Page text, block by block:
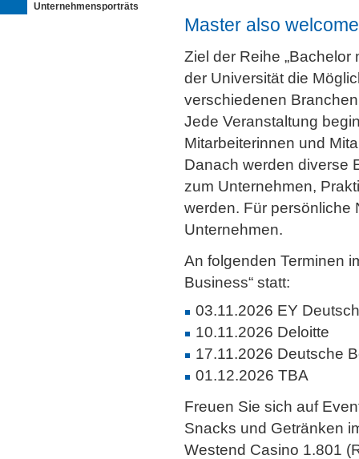
Unternehmensporträts
Master also
Ziel der Reihe
der Universität die
verschiedenen
Jede Veranstaltung
Mitarbeiterinnen und
Danach werden diverse
zum Unternehmen,
werden. Für persönliche
Unternehmen.
An folgenden Terminen
Business“ statt:
03.11.2026 EY
10.11.2026 Deloitte
17.11.2026 Deutsche
01.12.2026 TBA
Freuen Sie sich auf
Snacks und Getränken
Westend Casino 1.801